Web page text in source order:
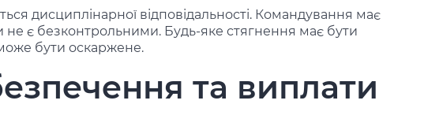
дисциплінарної відповідальності. Командування має
є безконтрольними. Будь-яке стягнення має бути
бути оскаржене.
та виплати